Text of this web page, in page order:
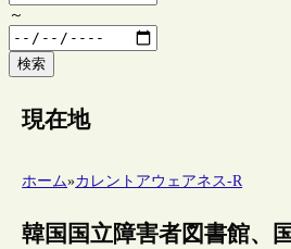
～
検索
現在地
ホーム»カレントアウェアネス-R
韓国国立障害者図書館、